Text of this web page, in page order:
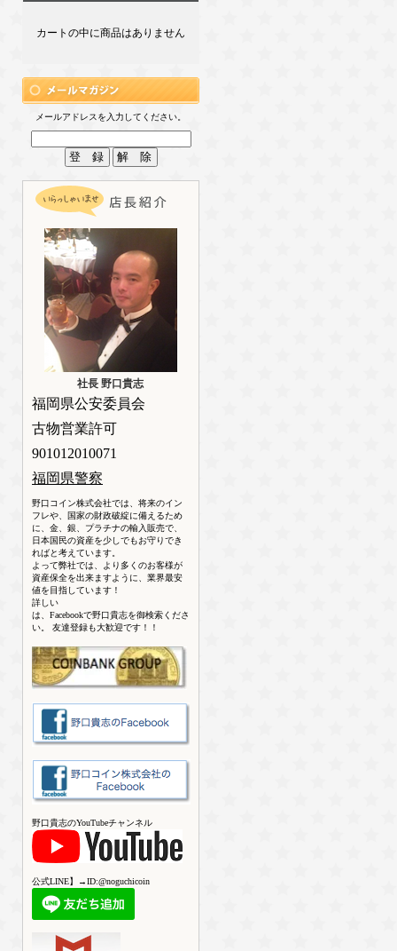
カートの中に商品はありません
メールアドレスを入力してください。
社長 野口貴志
福岡県公安委員会
古物営業許可
901012010071
福岡県警察
野口コイン株式会社では、将来のイン
フレや、国家の財政破綻に備えるため
に、金、銀、プラチナの輸入販売で、
日本国民の資産を少しでもお守りでき
ればと考えています。
よって弊社では、より多くのお客様が
資産保全を出来ますように、業界最安
値を目指しています！
詳しい
は、Facebookで野口貴志を御検索くださ
い。 友達登録も大歓迎です！！
野口貴志のYouTubeチャンネル
公式LINE】→ID:@noguchicoin